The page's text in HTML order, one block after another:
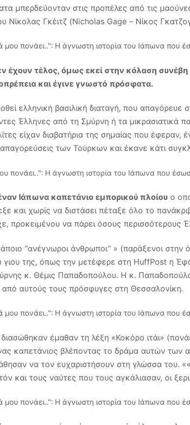
μπερδεύονταν στις προπέλες από τις
Νίκολας Γκέιτζ (Nicholas Gage – Νίκος
έχουν τέλος, όμως εκεί στην κόλαση
και έγινε γνωστό πρόσφατα.
ελληνική βασιλική διαταγή, που
Έλληνες από τη Σμύρνη ή τα μικρασιατικά
είχαν διαβατήρια της σημαίας που έφεραν,
απαγορεύσεις των Τούρκων και έκανε κάτι
Ιάπωνα καπετάνιο εμπορικού πλοίου ο
και χωρίς να διστάσει πέταξε όλο το
προκειμένου να πάρει όσους περισσότερους
“ανέγνωροι άνθρωποι” » (παράξενοι στην
γιου της, όπως την μετέφερε στη HuffPost η
κ. Θέμις Παπαδοπούλου. Η κ.
αυτούς τους πρόσφυγες στη Θεσσαλονίκη.
έμαθαν τη λέξη «Κοκόρο ιτάι»
καπετάνιος βλέποντας το δράμα αυτών
να τον ευχαριστήσουν στη γλώσσα του.
και τους ναύτες που τους αγκάλιασαν, οι